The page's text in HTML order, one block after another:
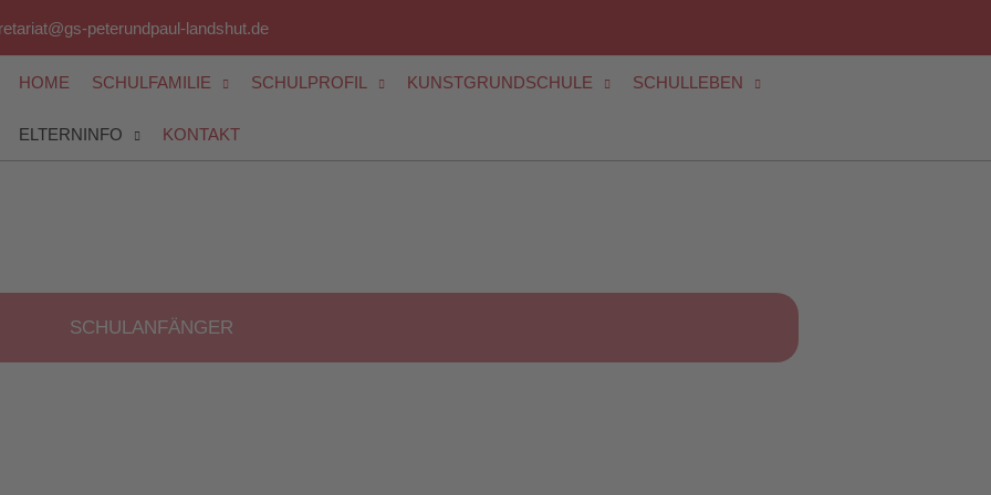
peterundpaul-landshut.de
HOME SCHULFAMILIE SCHULPROFIL KUNSTGRUNDSCHULE SCHULLEBEN
ELTERNINFO KONTAKT
SCHULANFÄNGER